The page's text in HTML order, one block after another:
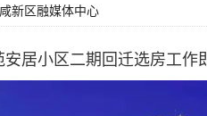
新区融媒体中心
居小区二期回迁选房工作